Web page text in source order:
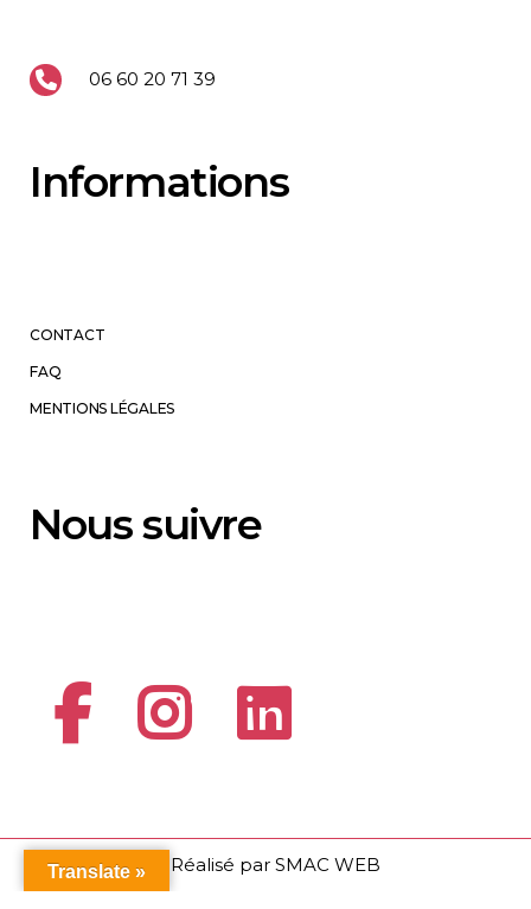
06 60 20 71 39
Informations
CONTACT
FAQ
MENTIONS LÉGALES
Nous suivre
© Réalisé par SMAC WEB
Translate »